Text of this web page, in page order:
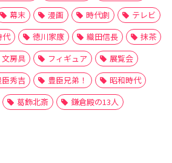
幕末 漫画 時代劇
テレビ
代 徳川家康 織田信長
抹茶
文房具 フィギュア
展覧会
臣秀吉 豊臣兄弟！
昭和時代
葛飾北斎 鎌倉殿の13人